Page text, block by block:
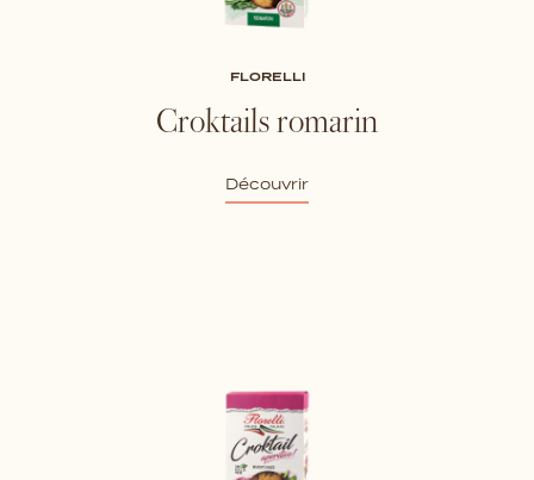
FLORELLI
Croktails romarin
Découvrir